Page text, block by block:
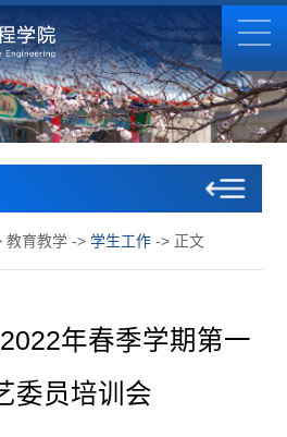
教育教学 ->学生工作 -> 正文
年春季学期第一
委员培训会